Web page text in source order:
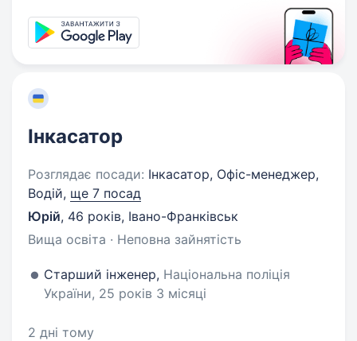
Інкасатор
Розглядає посади: Інкасатор, Офіс-менеджер,
Водій, ще 7 посад
Юрій, 46 років, Івано-Франківськ
Вища освіта · Неповна зайнятість
Старший інженер, Національна поліція
України, 25 років 3 місяці
2 дні тому